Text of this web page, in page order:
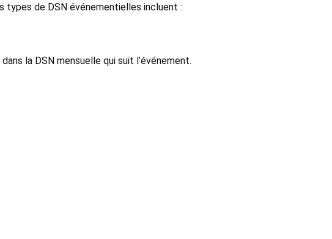
types de DSN événementielles incluent :
la DSN mensuelle qui suit l’événement.